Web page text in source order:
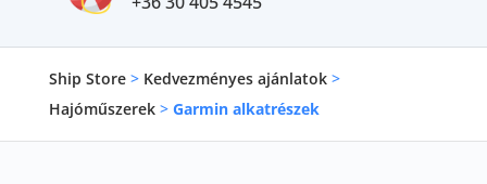
Ship Store> Kedvezményes ajánlatok>
Hajóműszerek> Garmin alkatrészek